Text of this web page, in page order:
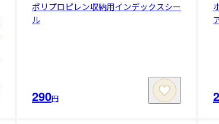
ポリプロピレン収納用インデックスシー
ル
290円